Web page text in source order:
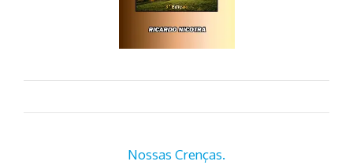
Nossas Crenças.